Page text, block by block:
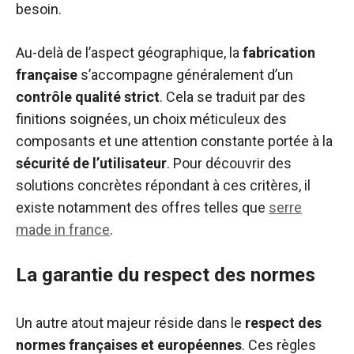
besoin.
Au-delà de l’aspect géographique, la fabrication
française s’accompagne généralement d’un
contrôle qualité strict. Cela se traduit par des
finitions soignées, un choix méticuleux des
composants et une attention constante portée à la
sécurité de l’utilisateur. Pour découvrir des
solutions concrètes répondant à ces critères, il
existe notamment des offres telles que serre
made in france.
La garantie du respect des normes
Un autre atout majeur réside dans le respect des
normes françaises et européennes. Ces règles